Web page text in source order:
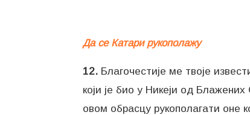
Да се Катари рукополажу
12. Благочестије ме твоје
који је био у Никеји од
овом обрасцу рукополагати оне